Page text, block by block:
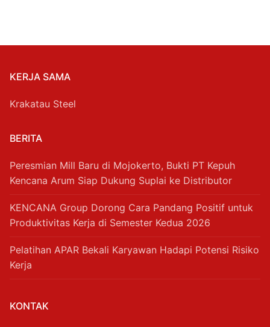
KERJA SAMA
Krakatau Steel
BERITA
Peresmian Mill Baru di Mojokerto, Bukti PT Kepuh
Kencana Arum Siap Dukung Suplai ke Distributor
KENCANA Group Dorong Cara Pandang Positif untuk
Produktivitas Kerja di Semester Kedua 2026
Pelatihan APAR Bekali Karyawan Hadapi Potensi Risiko
Kerja
KONTAK